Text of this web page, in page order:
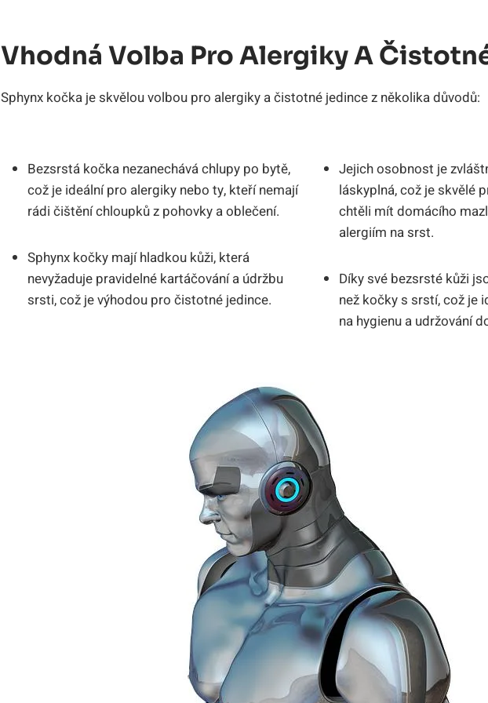
Vhodná Volba Pro Alergiky A
Sphynx kočka je skvělou volbou pro alergiky a čistotné jedince z několika důvodů:
Bezsrstá kočka nezanechává chlupy po bytě,
což je ideální pro alergiky nebo ty, kteří nemají
rádi čištění chloupků z pohovky a oblečení.
Sphynx kočky mají hladkou kůži, která
nevyžaduje pravidelné kartáčování a údržbu
srsti, což je výhodou pro čistotné jedince.
Jejich osobnost je
láskyplná, což je skvělé
chtěli mít domácího
alergiím na srst.
Díky své bezsrsté kůži
než kočky s srstí, což je
na hygienu a udržování